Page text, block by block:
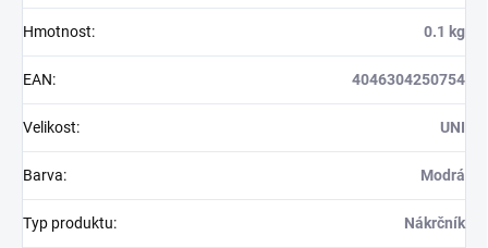
Hmotnost: 0.1 kg
EAN: 4046304250754
Velikost: UNI
Barva: Modrá
Typ produktu: Nákrčník